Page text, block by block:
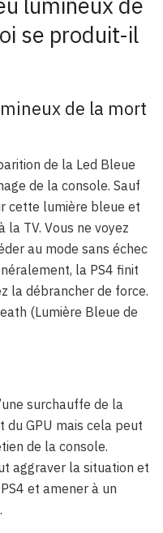
se produit-il
de la mort
de la Led Bleue
de la console. Sauf
cette lumière bleue et
TV. Vous ne voyez
au mode sans échec
la PS4 finit
la débrancher de force.
(Lumière Bleue de
surchauffe de la
du GPU mais cela peut
de la console.
aggraver la situation et
et amener à un